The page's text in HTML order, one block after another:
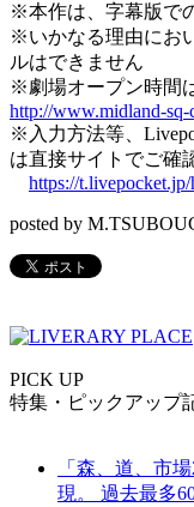
※本作は、字幕版で
※いかなる理由にお
ルはできません
※劇場オープン時間
http://www.midland-sq-
※入力方法等、
は直接サイトでご確
https://
posted by
PICK UP
特集・ピックアップ
「森、道、市
現。 過去最多